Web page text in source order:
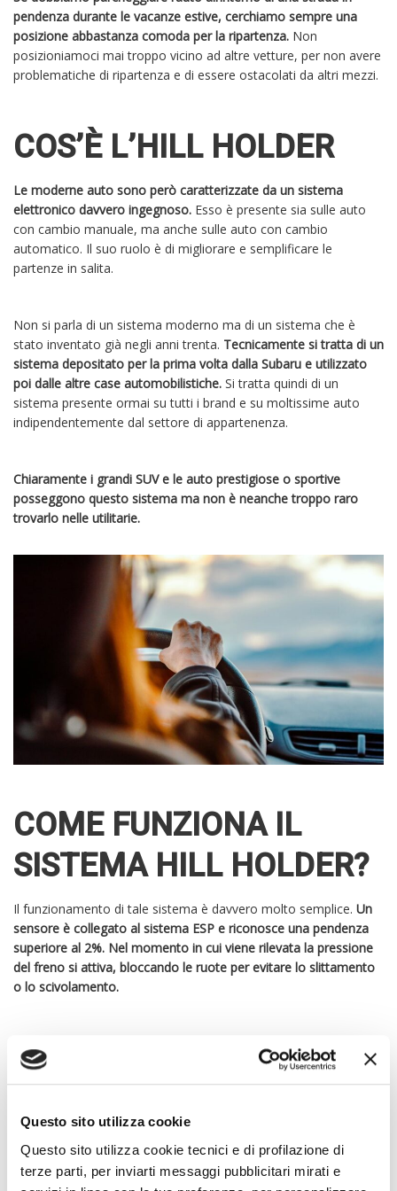
Questo sito utilizza cookie
Questo sito utilizza cookie tecnici e di profilazione di
terze parti, per inviarti messaggi pubblicitari mirati e
pendenza durante le vacanze estive, cerchiamo sempre una
posizione abbastanza comoda per la ripartenza. Non
posizioniamoci mai troppo vicino ad altre vetture, per non avere
problematiche di ripartenza e di essere ostacolati da altri mezzi.
COS’È L’HILL HOLDER
Le moderne auto sono però caratterizzate da un sistema
elettronico davvero ingegnoso. Esso è presente sia sulle auto
con cambio manuale, ma anche sulle auto con cambio
automatico. Il suo ruolo è di migliorare e semplificare le
partenze in salita.
Non si parla di un sistema moderno ma di un sistema che è
stato inventato già negli anni trenta. Tecnicamente si tratta di un
sistema depositato per la prima volta dalla Subaru e utilizzato
poi dalle altre case automobilistiche. Si tratta quindi di un
sistema presente ormai su tutti i brand e su moltissime auto
indipendentemente dal settore di appartenenza.
Chiaramente i grandi SUV e le auto prestigiose o sportive
posseggono questo sistema ma non è neanche troppo raro
trovarlo nelle utilitarie.
COME FUNZIONA IL
SISTEMA HILL HOLDER?
Il funzionamento di tale sistema è davvero molto semplice. Un
sensore è collegato al sistema ESP e riconosce una pendenza
superiore al 2%. Nel momento in cui viene rilevata la pressione
del freno si attiva, bloccando le ruote per evitare lo slittamento
o lo scivolamento.
rimane attivo per qualche secondo, al fine di permettere un
cambio di pedalata e l’accelerazione.Non sarà quindi più
rimarrà ferma. Ecco spiegato come tecnicamente un sistema di
sensori e di collegamenti con le centraline permette di
beneficiare di una situazione ottimale.